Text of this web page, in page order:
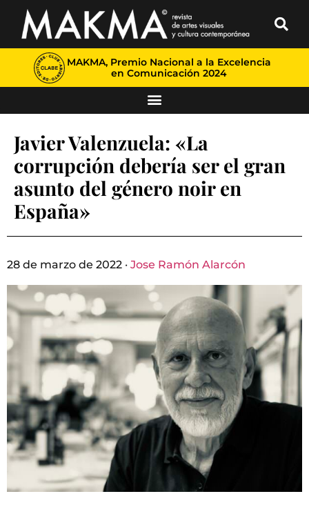
MAKMA, Premio Nacional a la Excelencia
en Comunicación 2024
Javier Valenzuela: «La
corrupción debería ser el gran
asunto del género noir en
España»
28 de marzo de 2022 · Jose Ramón Alarcón